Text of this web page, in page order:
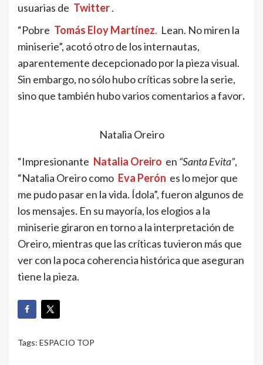
usuarias de Twitter .
“Pobre Tomás Eloy Martínez. Lean. No miren la
miniserie”, acotó otro de los internautas,
aparentemente decepcionado por la pieza visual.
Sin embargo, no sólo hubo críticas sobre la serie,
sino que también hubo varios comentarios a favor.
Natalia Oreiro
“Impresionante Natalia Oreiro en “Santa Evita”,
“Natalia Oreiro como Eva Perón es lo mejor que
me pudo pasar en la vida. Ídola”, fueron algunos de
los mensajes. En su mayoría, los elogios a la
miniserie giraron en torno a la interpretación de
Oreiro, mientras que las críticas tuvieron más que
ver con la poca coherencia histórica que aseguran
tiene la pieza.
Tags: ESPACIO TOP